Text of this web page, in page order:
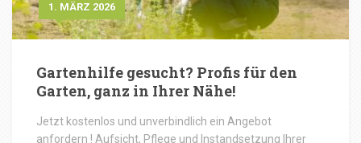
1. MÄRZ 2026
Gartenhilfe gesucht? Profis für den
Garten, ganz in Ihrer Nähe!
Jetzt kostenlos und unverbindlich ein Angebot
anfordern ! Aufsicht, Pflege und Instandsetzung Ihrer